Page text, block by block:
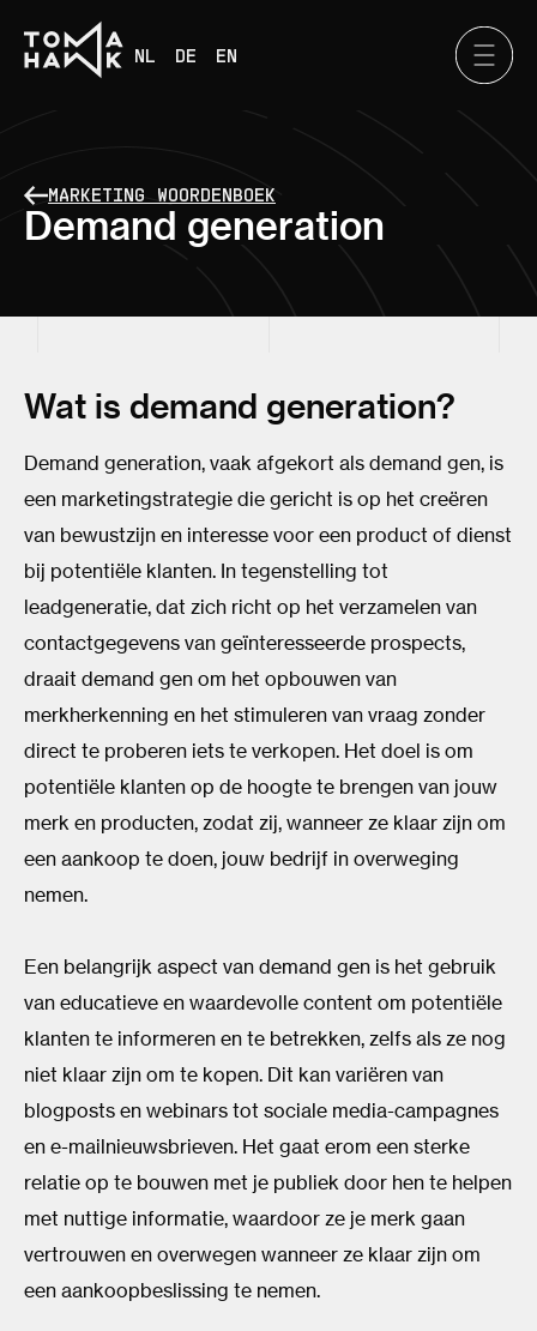
NL DE EN
MARKETING WOORDENBOEK
Demand generation
Wat is demand generation?
Demand generation, vaak afgekort als demand gen, is
een marketingstrategie die gericht is op het creëren
van bewustzijn en interesse voor een product of dienst
bij potentiële klanten. In tegenstelling tot
leadgeneratie, dat zich richt op het verzamelen van
contactgegevens van geïnteresseerde prospects,
draait demand gen om het opbouwen van
merkherkenning en het stimuleren van vraag zonder
direct te proberen iets te verkopen. Het doel is om
potentiële klanten op de hoogte te brengen van jouw
merk en producten, zodat zij, wanneer ze klaar zijn om
een aankoop te doen, jouw bedrijf in overweging
nemen.
Een belangrijk aspect van demand gen is het gebruik
van educatieve en waardevolle content om potentiële
klanten te informeren en te betrekken, zelfs als ze nog
niet klaar zijn om te kopen. Dit kan variëren van
blogposts en webinars tot sociale media-campagnes
en e-mailnieuwsbrieven. Het gaat erom een sterke
relatie op te bouwen met je publiek door hen te helpen
met nuttige informatie, waardoor ze je merk gaan
vertrouwen en overwegen wanneer ze klaar zijn om
een aankoopbeslissing te nemen.